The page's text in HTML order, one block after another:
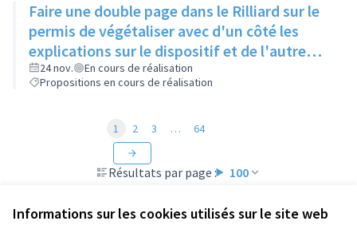
Informations sur les cookies utilisés sur le site web
Faire une double page dans le Rilliard sur le
permis de végétaliser avec d'un côté les
explications sur le dispositif et de l'autre
côté des exemples concrets de lieux à
investir
24 nov.
En cours de réalisation
Propositions en cours de réalisation
Résultats par page : 100
1 2 3 … 64